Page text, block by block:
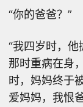
“你的爸爸？”
“我四岁时，
那时重病在身
时，妈妈终于
爱妈妈，我恨